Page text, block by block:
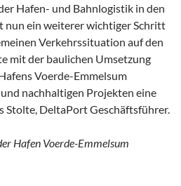
Hafen- und Bahnlogistik in den
nun ein weiterer wichtiger Schritt
Verkehrssituation auf den
mit der baulichen Umsetzung
Voerde-Emmelsum
nachhaltigen Projekten eine
Stolte, DeltaPort Geschäftsführer.
Hafen Voerde-Emmelsum